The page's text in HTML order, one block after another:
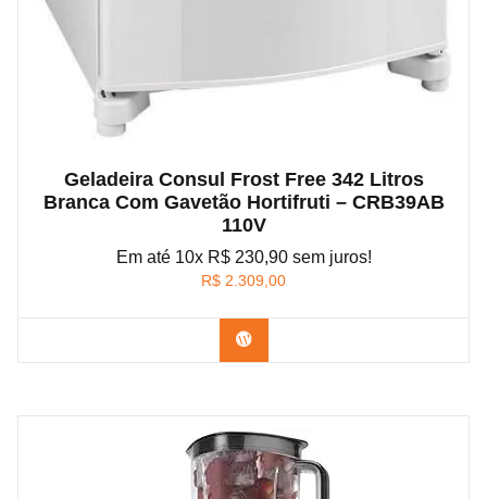
Geladeira Consul Frost Free 342 Litros
Branca Com Gavetão Hortifruti – CRB39AB
110V
Em até 10x R$ 230,90 sem juros!
R$ 2.309,00
Confira na Amazon